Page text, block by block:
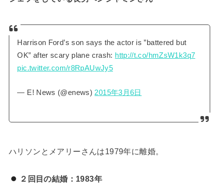
Harrison Ford’s son says the actor is ”battered but
OK” after scary plane crash: http://t.co/hmZsW1k3q7
pic.twitter.com/r8RpAUwJy5
— E! News (@enews) 2015年3月6日
ハリソンとメアリーさんは1979年に離婚。
２回目の結婚：1983年